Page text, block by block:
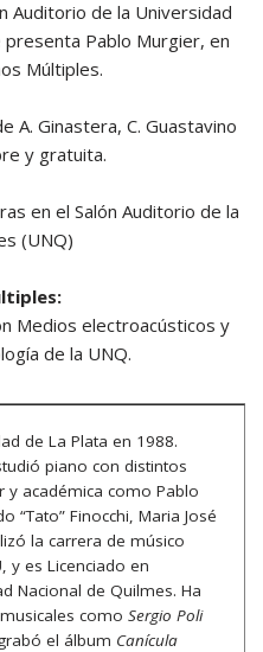
Auditorio de la Universidad
presenta Pablo Murgier, en
Múltiples.
A. Ginastera, C. Guastavino
y gratuita.
en el Salón Auditorio de la
(UNQ)
Medios electroacústicos y
de la UNQ.
de La Plata en 1988.
piano con distintos
académica como Pablo
“Tato” Finocchi, Maria José
la carrera de músico
y es Licenciado en
Nacional de Quilmes. Ha
como Sergio Poli
el álbum Canícula